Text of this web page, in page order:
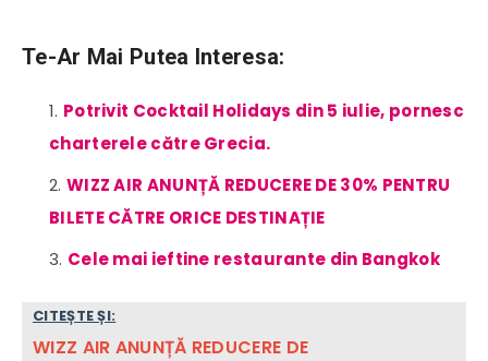
Te-Ar Mai Putea Interesa:
Potrivit Cocktail Holidays din 5 iulie, pornesc
charterele către Grecia.
WIZZ AIR ANUNȚĂ REDUCERE DE 30% PENTRU
BILETE CĂTRE ORICE DESTINAȚIE
Cele mai ieftine restaurante din Bangkok
CITEȘTE ȘI:
WIZZ AIR ANUNȚĂ REDUCERE DE